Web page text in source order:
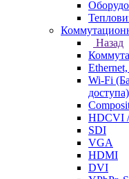
Назад
Wi-Fi
доступа)
HDCVI
SDI
VGA
HDMI
DVI